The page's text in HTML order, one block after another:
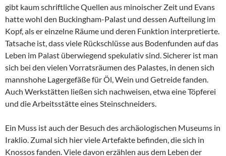
gibt kaum schriftliche Quellen aus minoischer Zeit und Evans
hatte wohl den Buckingham-Palast und dessen Aufteilung im
Kopf, als er einzelne Räume und deren Funktion interpretierte.
Tatsache ist, dass viele Rückschlüsse aus Bodenfunden auf das
Leben im Palast überwiegend spekulativ sind. Sicherer ist man
sich bei den vielen Vorratsräumen des Palastes, in denen sich
mannshohe Lagergefäße für Öl, Wein und Getreide fanden.
Auch Werkstätten ließen sich nachweisen, etwa eine Töpferei
und die Arbeitsstätte eines Steinschneiders.
Ein Muss ist auch der Besuch des archäologischen Museums in
Iraklio. Zumal sich hier viele Artefakte befinden, die sich in
Knossos fanden. Viele davon erzählen aus dem Leben der